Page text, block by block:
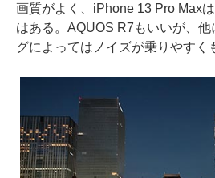
画質がよく、iPhone 13 Pro Max
はある。AQUOS R7もいいが、
グによってはノイズが乗りやすく